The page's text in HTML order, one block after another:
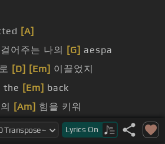
[A]
어주는 나의 [G] aespa
[D] [Em] 이끌었지
the [Em] back
[Am] 힘을 키워
지 보여 [Am]더 이상[E]못 듣겠
Lyrics On